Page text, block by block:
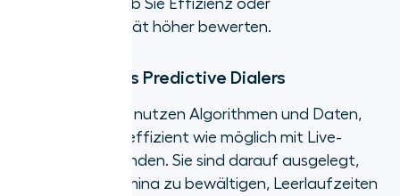
und davon ab, ob Sie Effizienz oder
Gesprächsqualität höher bewerten.
Funktionen des Predictive Dialers
Predictive Dialer nutzen Algorithmen und Daten,
um Agenten so effizient wie möglich mit Live-
Kunden zu verbinden. Sie sind darauf ausgelegt,
hohe Anrufvolumina zu bewältigen, Leerlaufzeiten